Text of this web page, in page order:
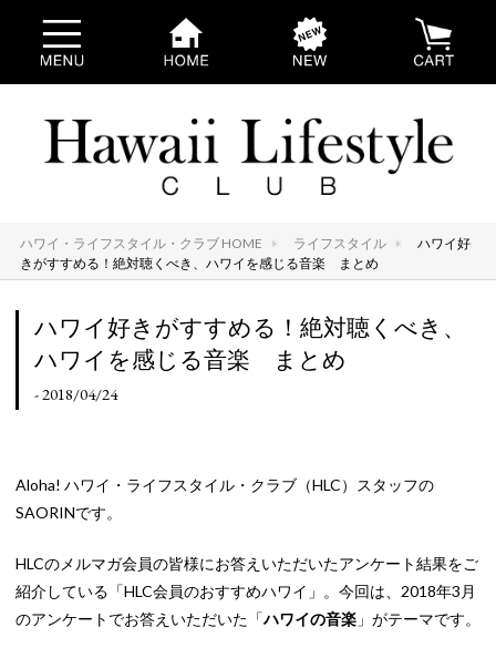
ハワイ・ライフスタイル・クラブ HOME ライフスタイル
ハワイ好
きがすすめる！絶対聴くべき、ハワイを感じる音楽 まとめ
ハワイ好きがすすめる！絶対聴くべき、
ハワイを感じる音楽 まとめ
- 2018/04/24
Aloha! ハワイ・ライフスタイル・クラブ（HLC）スタッフの
SAORINです。
HLCのメルマガ会員の皆様にお答えいただいたアンケート結果をご
紹介している「HLC会員のおすすめハワイ」。今回は、2018年3月
のアンケートでお答えいただいた「ハワイの音楽」がテーマです。